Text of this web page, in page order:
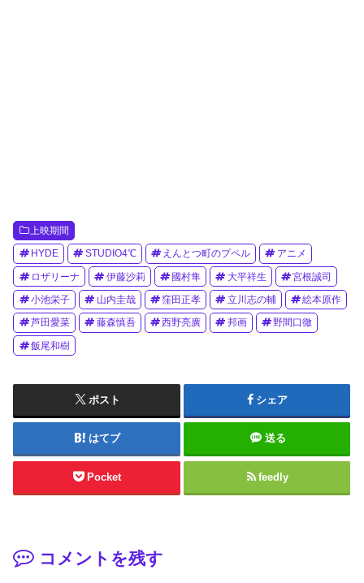
上映期間
HYDE STUDIO4℃ えんとつ町のプペル アニメ
ロザリーナ 伊藤沙莉 國村隼 大平祥生 宮根誠司
小池栄子 山内圭哉 窪田正孝 立川志の輔 絵本原作
芦田愛菜 藤森慎吾 西野亮廣 邦画 野間口徹
飯尾和樹
ポスト シェア
はてブ 送る
Pocket feedly
コメントを残す